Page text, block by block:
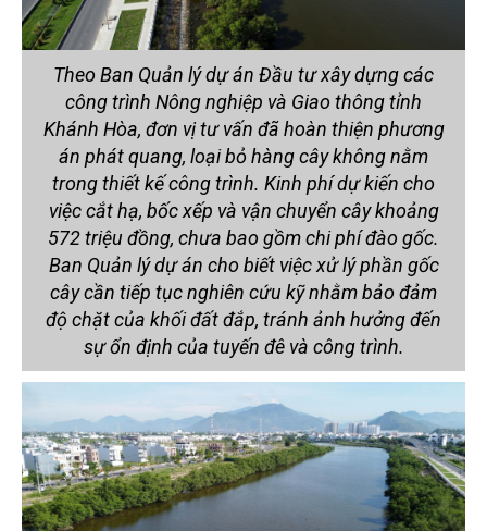
Theo Ban Quản lý dự án Đầu tư xây dựng các
công trình Nông nghiệp và Giao thông tỉnh
Khánh Hòa, đơn vị tư vấn đã hoàn thiện phương
án phát quang, loại bỏ hàng cây không nằm
trong thiết kế công trình. Kinh phí dự kiến cho
việc cắt hạ, bốc xếp và vận chuyển cây khoảng
572 triệu đồng, chưa bao gồm chi phí đào gốc.
Ban Quản lý dự án cho biết việc xử lý phần gốc
cây cần tiếp tục nghiên cứu kỹ nhằm bảo đảm
độ chặt của khối đất đắp, tránh ảnh hưởng đến
sự ổn định của tuyến đê và công trình.